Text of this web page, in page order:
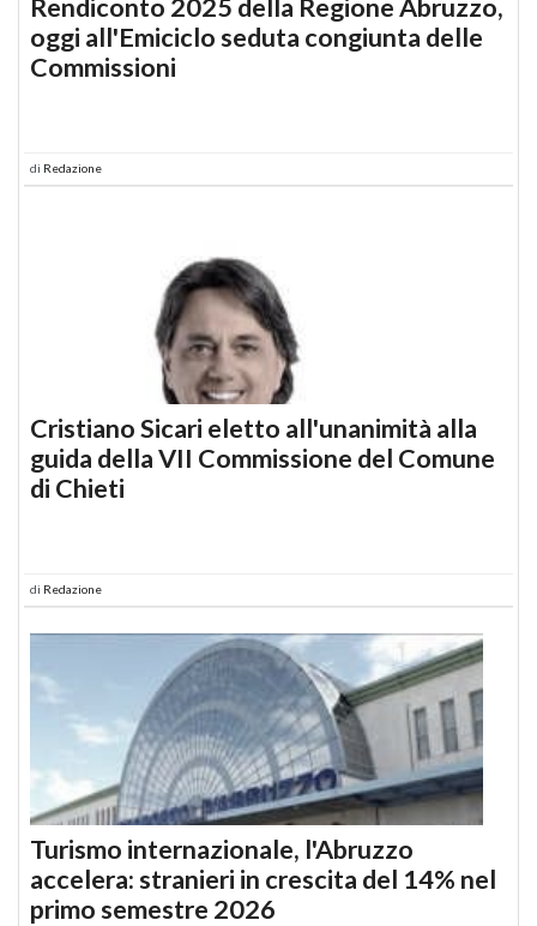
Rendiconto 2025 della Regione Abruzzo,
oggi all'Emiciclo seduta congiunta delle
Commissioni
di Redazione
Cristiano Sicari eletto all'unanimità alla
guida della VII Commissione del Comune
di Chieti
di Redazione
Turismo internazionale, l'Abruzzo
accelera: stranieri in crescita del 14% nel
primo semestre 2026